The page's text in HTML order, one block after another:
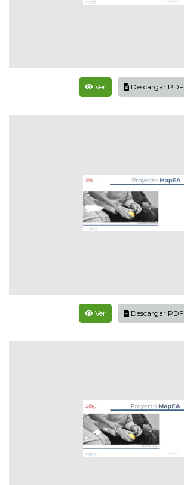
Ver Descargar PDF
Ver Descargar PDF